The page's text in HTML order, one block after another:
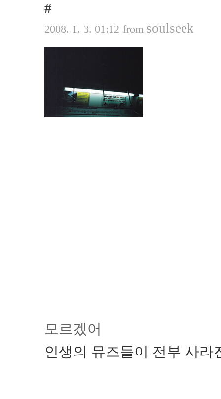
#
2008. 1. 3. 01:12 from soulseek
모르겠어
인생의 뮤즈들이 전부 사라